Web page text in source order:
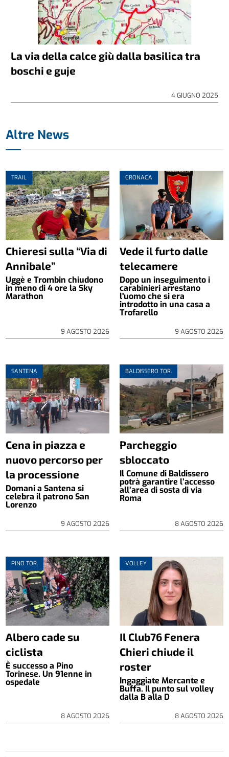
La via della calce giù dalla basilica tra
boschi e guje
4 GIUGNO 2025
Altre News
TRAIL
Chieresi sulla “Via di
Annibale”
Uggè e Trombin chiudono
in meno di 4 ore la Sky
Marathon
9 AGOSTO 2026
CRONACA
Vede il furto dalle
telecamere
Dopo un inseguimento i
carabinieri arrestano
l'uomo che si era
introdotto in una casa a
Trofarello
9 AGOSTO 2026
SANTENA
Cena in piazza e
nuovo percorso per
la processione
Domani a Santena si
celebra il patrono San
Lorenzo
9 AGOSTO 2026
BALDISSERO TOR.
Parcheggio
sbloccato
Il Comune di Baldissero
potrà garantire l’accesso
all’area di sosta di via
Roma
8 AGOSTO 2026
PINO TOR.
Albero cade su
ciclista
È successo a Pino
Torinese. Un 91enne in
ospedale
8 AGOSTO 2026
VOLLEY
Il Club76 Fenera
Chieri chiude il
roster
Ingaggiate Mercante e
Buffa. Il punto sul volley
dalla B alla D
8 AGOSTO 2026